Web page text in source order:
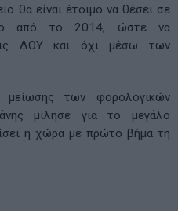
θα είναι έτοιμο να θέσει σε
από το 2014, ώστε να
ΔΟΥ και όχι μέσω των
των φορολογικών
μίλησε για το μεγάλο
η χώρα με πρώτο βήμα τη